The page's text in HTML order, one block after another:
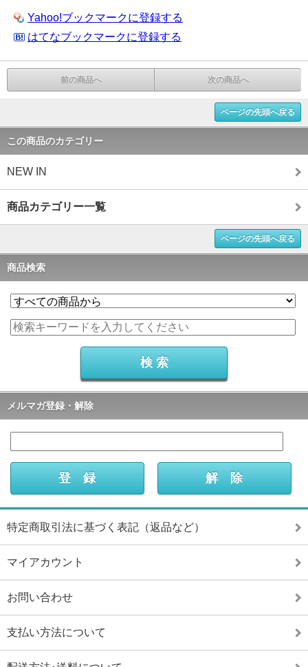
Yahoo!ブックマークに登録する
はてなブックマークに登録する
前の商品へ 次の商品へ
ページの先頭へ戻る
この商品のカテゴリー
NEW IN
商品カテゴリー一覧
ページの先頭へ戻る
商品検索
メルマガ登録・解除
特定商取引法に基づく表記（返品など）
マイアカウント
お問い合わせ
支払い方法について